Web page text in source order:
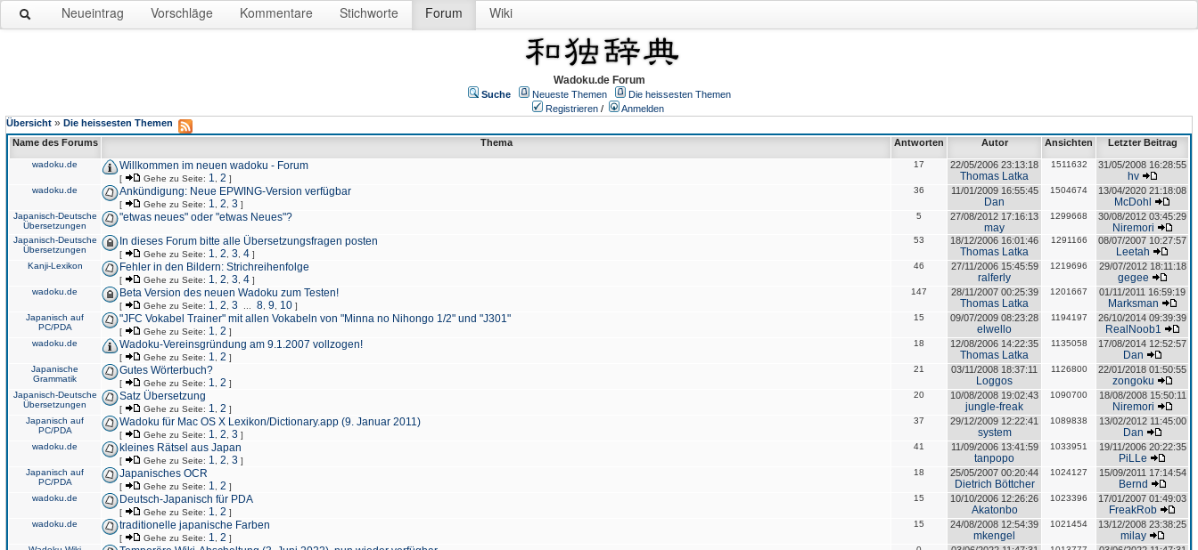
Neueintrag Vorschläge Kommentare Stichworte Forum Wiki
Wadoku.de Forum
Suche Neueste Themen
Die heissesten Themen
Registrieren /
Anmelden
Übersicht » Die heissesten Themen
Name des Forums
Thema Antworten Autor Ansichten Letzter Beitrag
wadoku.de Willkommen im neuen wadoku - Forum
[ Gehe zu Seite: 1 2 ]
17 22/05/2006 23:13:18
Thomas Latka
1511632 31/05/2008 16:28:55
hv
wadoku.de Ankündigung: Neue EPWING-Version verfügbar
[ Gehe zu Seite: 1 2 3 ]
36 11/01/2009 16:55:45
Dan
1504674 13/04/2020 21:18:08
McDohl
Japanisch-Deutsche
Übersetzungen
"etwas neues" oder "etwas Neues"? 5 27/08/2012 17:16:13
may
1299668 30/08/2012 03:45:29
Niremori
Japanisch-Deutsche
Übersetzungen
In dieses Forum bitte alle Übersetzungsfragen posten
[ Gehe zu Seite: 1 2 3 4 ]
53 18/12/2006 16:01:46
Thomas Latka
1291166 08/07/2007 10:27:57
Leetah
Kanji-Lexikon Fehler in den Bildern: Strichreihenfolge
[ Gehe zu Seite: 1 2 3 4 ]
46 27/11/2006 15:45:59
ralferly
1219696 29/07/2012 18:11:18
gegee
wadoku.de Beta Version des neuen Wadoku zum Testen!
[ Gehe zu Seite: 1 2 3 8 9 10 ]
147 28/11/2007 00:25:39
Thomas Latka
1201667 01/11/2011 16:59:19
Marksman
Japanisch auf
PC/PDA
"JFC Vokabel Trainer" mit allen Vokabeln von "Minna no Nihongo 1/2" und "J301"
[ Gehe zu Seite: 1 2 ]
15 09/07/2009 08:23:28
elwello
1194197 26/10/2014 09:39:39
RealNoob1
wadoku.de Wadoku-Vereinsgründung am 9.1.2007 vollzogen!
[ Gehe zu Seite: 1 2 ]
18 12/08/2006 14:22:35
Thomas Latka
1135058 17/08/2014 12:52:57
Dan
Japanische
Grammatik
Gutes Wörterbuch?
[ Gehe zu Seite: 1 2 ]
21 03/11/2008 18:37:11
Loggos
1126800 22/01/2018 01:50:55
zongoku
Japanisch-Deutsche
Übersetzungen
Satz Übersetzung
[ Gehe zu Seite: 1 2 ]
20 10/08/2008 19:02:43
jungle-freak
1090700 18/08/2008 15:50:11
Niremori
Japanisch auf
PC/PDA
Wadoku für Mac OS X Lexikon/Dictionary.app (9. Januar 2011)
[ Gehe zu Seite: 1 2 3 ]
37 29/12/2009 12:22:41
system
1089838 13/02/2012 11:45:00
Dan
wadoku.de kleines Rätsel aus Japan
[ Gehe zu Seite: 1 2 3 ]
41 11/09/2006 13:41:59
tanpopo
1033951 19/11/2006 20:22:35
PiLLe
Japanisch auf
PC/PDA
Japanisches OCR
[ Gehe zu Seite: 1 2 ]
18 25/05/2007 00:20:44
Dietrich Böttcher
1024127 15/09/2011 17:14:54
Bernd
wadoku.de Deutsch-Japanisch für PDA
[ Gehe zu Seite: 1 2 ]
15 10/10/2006 12:26:26
Akatonbo
1023396 17/01/2007 01:49:03
FreakRob
wadoku.de traditionelle japanische Farben
[ Gehe zu Seite: 1 2 ]
15 24/08/2008 12:54:39
mkengel
1021454 13/12/2008 23:38:25
milay